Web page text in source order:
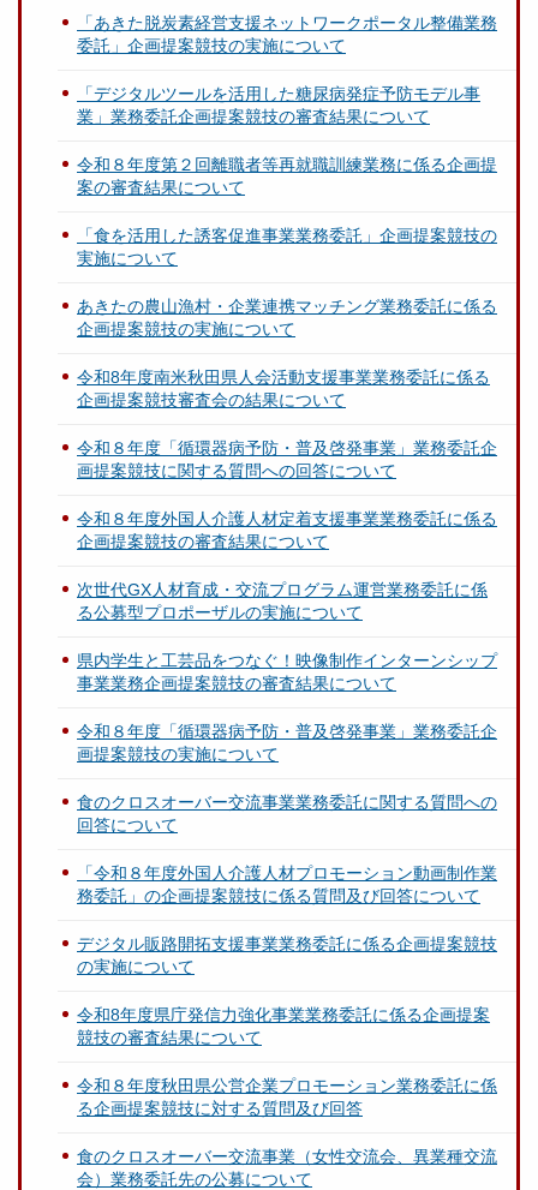
「あきた脱炭素経営支援ネットワークポータル整備業務
委託」企画提案競技の実施について
「デジタルツールを活用した糖尿病発症予防モデル事
業」業務委託企画提案競技の審査結果について
令和８年度第２回離職者等再就職訓練業務に係る企画提
案の審査結果について
「食を活用した誘客促進事業業務委託」企画提案競技の
実施について
あきたの農山漁村・企業連携マッチング業務委託に係る
企画提案競技の実施について
令和8年度南米秋田県人会活動支援事業業務委託に係る
企画提案競技審査会の結果について
令和８年度「循環器病予防・普及啓発事業」業務委託企
画提案競技に関する質問への回答について
令和８年度外国人介護人材定着支援事業業務委託に係る
企画提案競技の審査結果について
次世代GX人材育成・交流プログラム運営業務委託に係
る公募型プロポーザルの実施について
県内学生と工芸品をつなぐ！映像制作インターンシップ
事業業務企画提案競技の審査結果について
令和８年度「循環器病予防・普及啓発事業」業務委託企
画提案競技の実施について
食のクロスオーバー交流事業業務委託に関する質問への
回答について
「令和８年度外国人介護人材プロモーション動画制作業
務委託」の企画提案競技に係る質問及び回答について
デジタル販路開拓支援事業業務委託に係る企画提案競技
の実施について
令和8年度県庁発信力強化事業業務委託に係る企画提案
競技の審査結果について
令和８年度秋田県公営企業プロモーション業務委託に係
る企画提案競技に対する質問及び回答
食のクロスオーバー交流事業（女性交流会、異業種交流
会）業務委託先の公募について